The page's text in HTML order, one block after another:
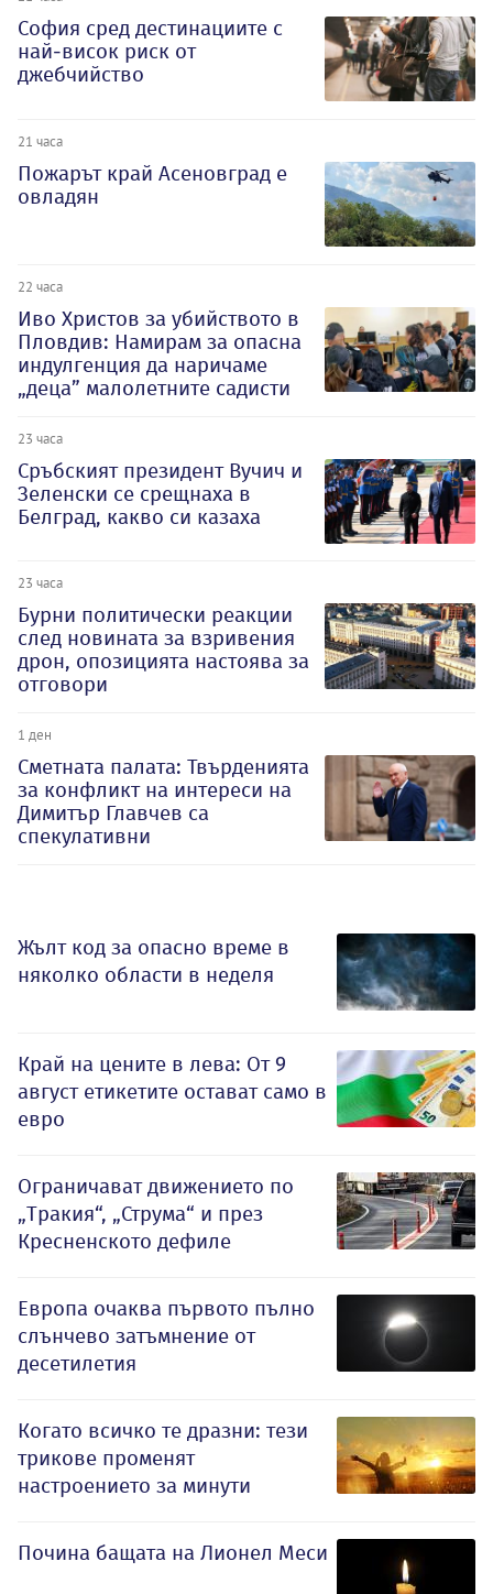
София сред дестинациите с
най-висок риск от
джебчийство
21 часа
Пожарът край Асеновград е
овладян
22 часа
Иво Христов за убийството в
Пловдив: Намирам за опасна
индулгенция да наричаме
„деца” малолетните садисти
23 часа
Сръбският президент Вучич и
Зеленски се срещнаха в
Белград, какво си казаха
23 часа
Бурни политически реакции
след новината за взривения
дрон, опозицията настоява за
отговори
1 ден
Сметната палата: Твърденията
за конфликт на интереси на
Димитър Главчев са
спекулативни
Жълт код за опасно време в
няколко области в неделя
Край на цените в лева: От 9
август етикетите остават само в
евро
Ограничават движението по
„Тракия“, „Струма“ и през
Кресненското дефиле
Европа очаква първото пълно
слънчево затъмнение от
десетилетия
Когато всичко те дразни: тези
трикове променят
настроението за минути
Почина бащата на Лионел Меси